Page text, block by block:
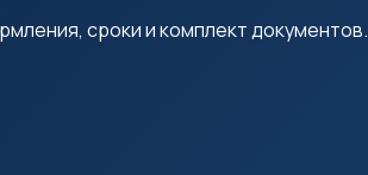
сроки и комплект документов.